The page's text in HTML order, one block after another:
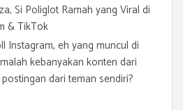
Si Poliglot Ramah yang Viral di
& TikTok
Instagram, eh yang muncul di
kebanyakan konten dari
dari teman sendiri?